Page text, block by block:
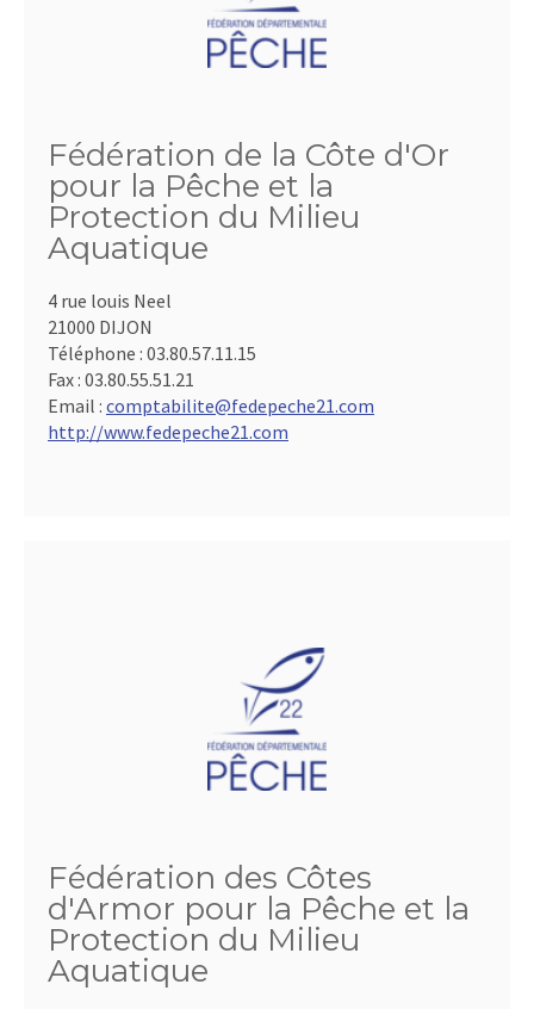
Fédération de la Côte d'Or
pour la Pêche et la
Protection du Milieu
Aquatique
4 rue louis Neel
21000 DIJON
Téléphone : 03.80.57.11.15
Fax : 03.80.55.51.21
Email : comptabilite@fedepeche21.com
http://www.fedepeche21.com
Fédération des Côtes
d'Armor pour la Pêche et la
Protection du Milieu
Aquatique